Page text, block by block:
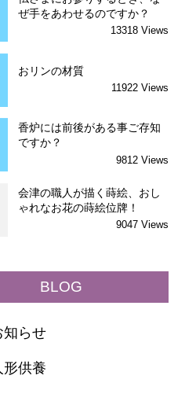
ぜ手をあわせるのですか？
13318 Views
おリンの材質
11922 Views
香炉には前後がある事ご存知
ですか？
9812 Views
会津の職人が描く蒔絵、おし
ゃれなお花の蒔絵位牌！
9047 Views
BLOG
知らせ
形供養